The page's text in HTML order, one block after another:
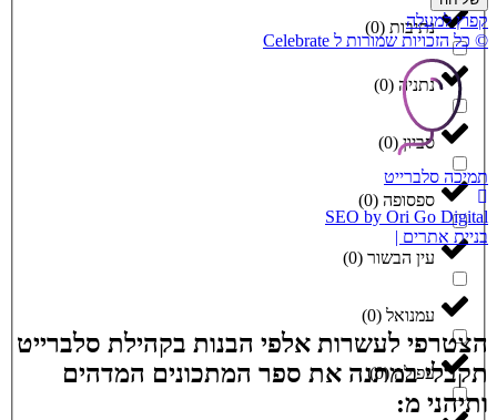
נתיבות (
0
)
נתניה (
0
)
סביון(
0
)
ספסופה (
0
)
עין הבשור (
0
)
עמנואל (
0
)
עפולה(
0
)
קפוץ למעלה
© כל הזכויות שמורות ל Celebrate
תמיכה סלברייט
SEO by Ori Go Digital
בניית אתרים |
הצטרפי לעשרות אלפי הבנות בקהילת סלברייט
תקבלי במתנה את ספר המתכונים המדהים
ותיהני מ: